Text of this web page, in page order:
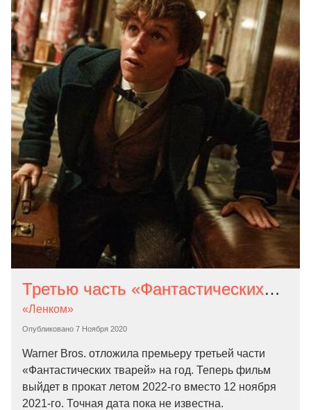
Третью часть «Фантастических тварей» перенесли на 2022 год. Джонни Деппа заменят другим актером
Опубликовано 7 Ноября 2020
«Ленком»
Warner Bros. отложила премьеру третьей части
«Фантастических тварей» на год. Теперь фильм
выйдет в прокат летом 2022-го вместо 12 ноября
2021-го. Точная дата пока не известна.